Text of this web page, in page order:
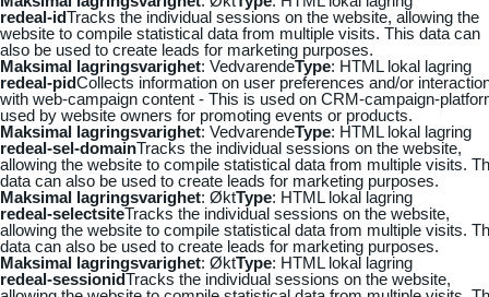
redeal-idTracks the individual sessions on the website, allowing the
website to compile statistical data from multiple visits. This data can
also be used to create leads for marketing purposes.
Maksimal lagringsvarighet: VedvarendeType: HTML lokal lagring
redeal-pidCollects information on user preferences and/or
with web-campaign content - This is used on CRM-campaign-
used by website owners for promoting events or products.
Maksimal lagringsvarighet: VedvarendeType: HTML lokal lagring
redeal-sel-domainTracks the individual sessions on the website,
allowing the website to compile statistical data from multiple visits.
data can also be used to create leads for marketing purposes.
Maksimal lagringsvarighet: ØktType: HTML lokal lagring
redeal-selectsiteTracks the individual sessions on the website,
allowing the website to compile statistical data from multiple visits.
data can also be used to create leads for marketing purposes.
Maksimal lagringsvarighet: ØktType: HTML lokal lagring
redeal-sessionidTracks the individual sessions on the website,